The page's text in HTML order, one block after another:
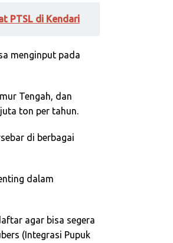
PTSL di Kendari
menginput pada
Tengah, dan
ton per tahun.
di berbagai
dalam
agar bisa segera
(Integrasi Pupuk